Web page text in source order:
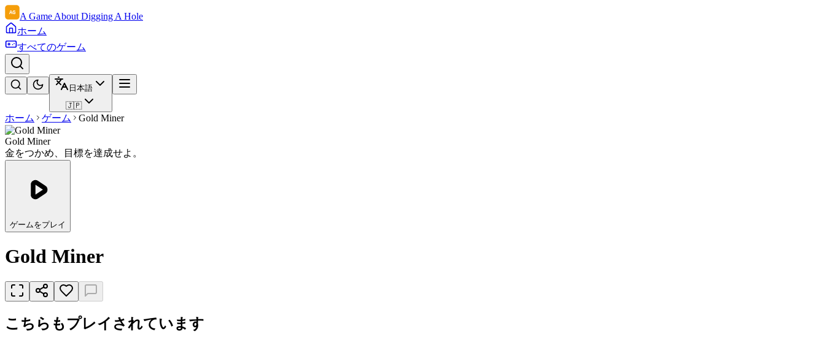
A Game About Digging A Hole
ホーム
すべてのゲーム
日本語
🇯🇵
ホーム ゲーム Gold Miner
Gold Miner
金をつかめ、目標を達成せよ。
ゲームをプレイ
Gold Miner
こちらもプレイされています